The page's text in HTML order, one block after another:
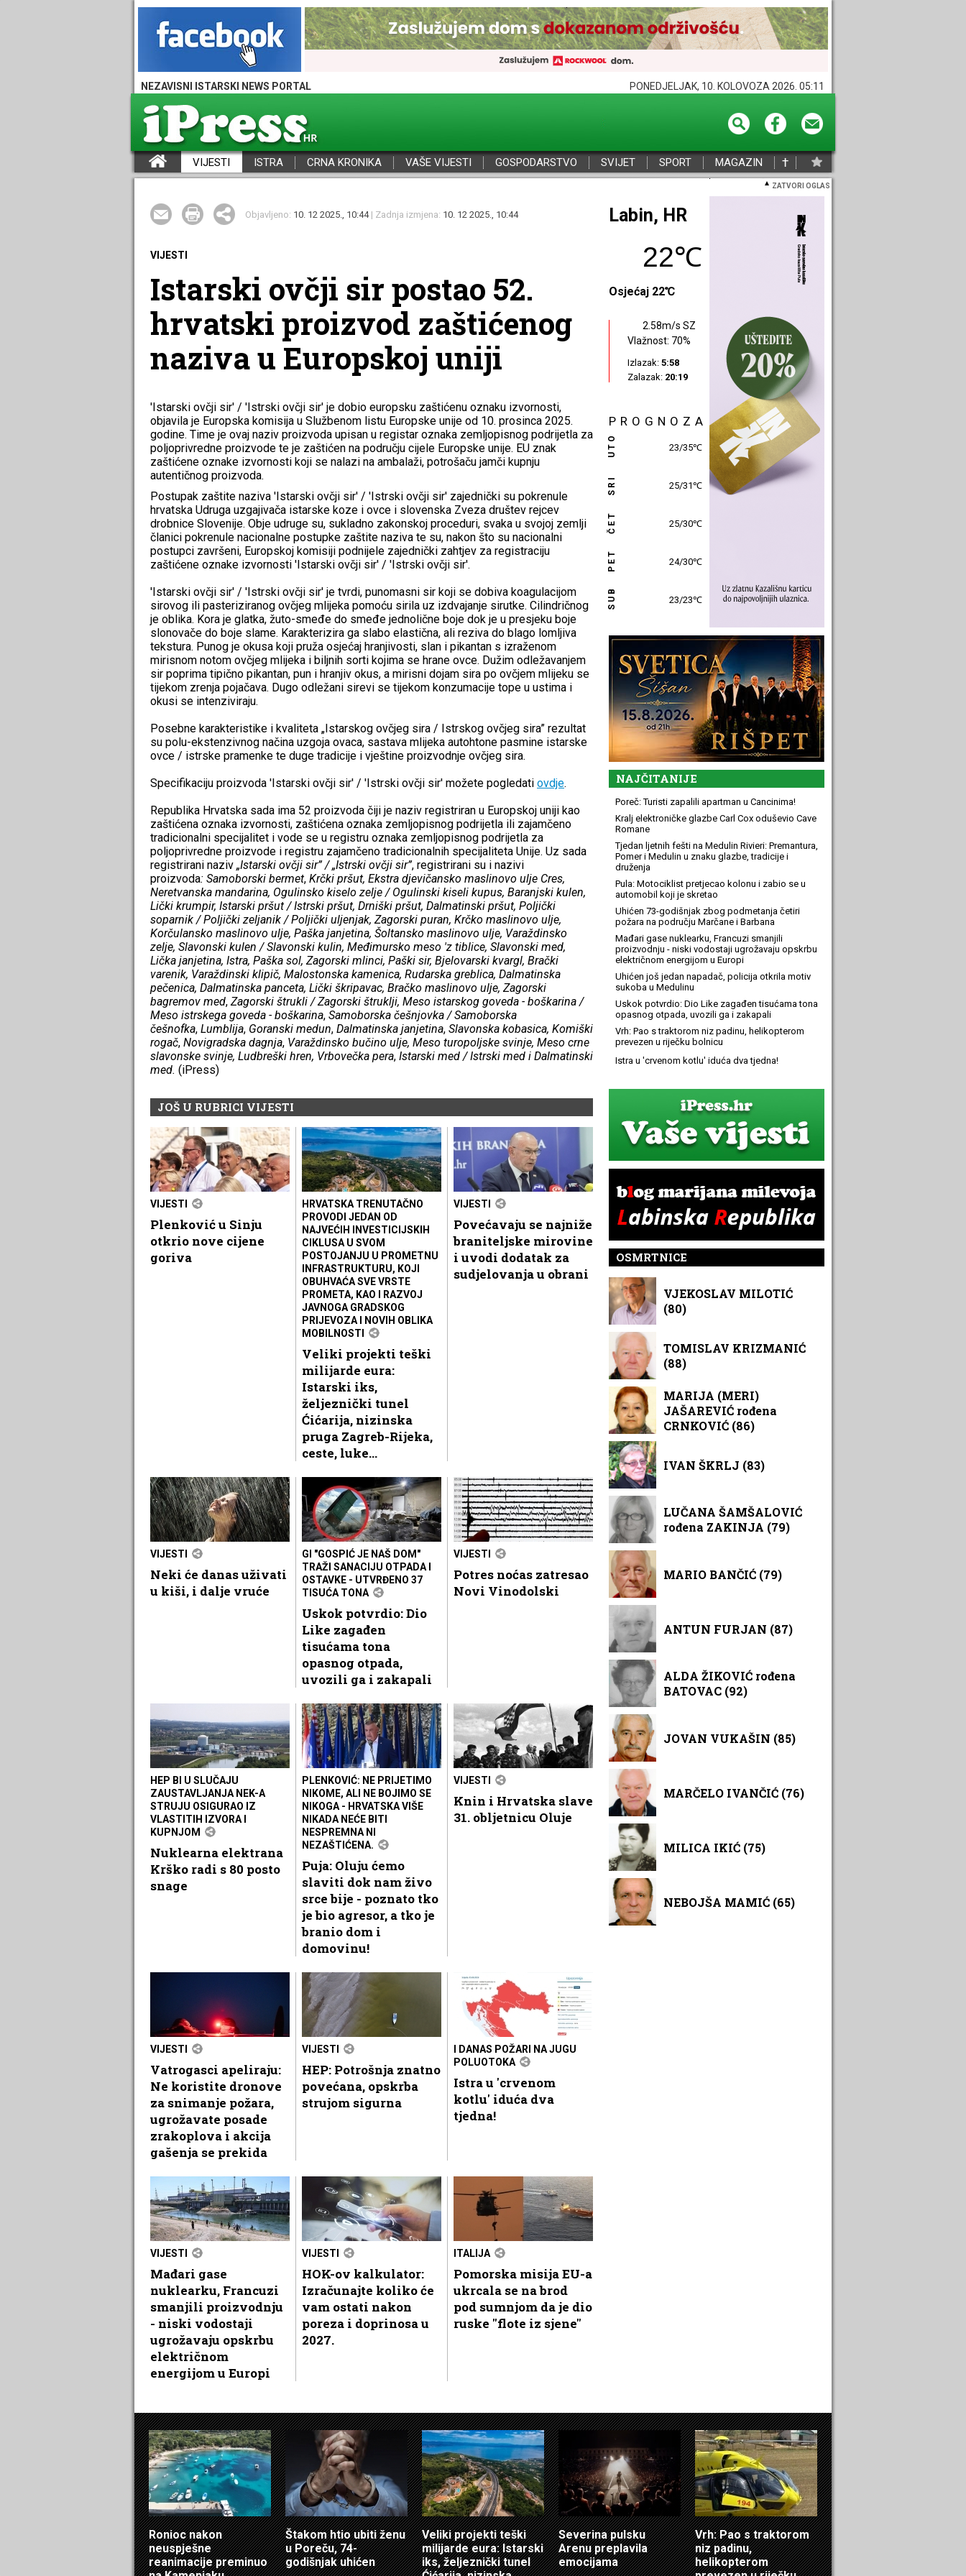
NEZAVISNI ISTARSKI NEWS PORTAL PONEDJELJAK, 10. KOLOVOZA 2026. 05:11
VIJESTI ISTRA CRNA KRONIKA VAŠE VIJESTI GOSPODARSTVO SVIJET SPORT MAGAZIN †
ZATVORI OGLAS
Objavljeno: 10. 12 2025., 10:44| Zadnja izmjena: 10. 12 2025., 10:44
VIJESTI
Istarski ovčji sir postao 52.
hrvatski proizvod zaštićenog
naziva u Europskoj uniji
'Istarski ovčji sir' / 'Istrski ovčji sir' je dobio europsku zaštićenu oznaku izvornosti,
objavila je Europska komisija u Službenom listu Europske unije od 10. prosinca 2025.
godine. Time je ovaj naziv proizvoda upisan u registar oznaka zemljopisnog podrijetla za
poljoprivredne proizvode te je zaštićen na području cijele Europske unije. EU znak
zaštićene oznake izvornosti koji se nalazi na ambalaži, potrošaču jamči kupnju
autentičnog proizvoda.
Postupak zaštite naziva 'Istarski ovčji sir' / 'Istrski ovčji sir' zajednički su pokrenule
hrvatska Udruga uzgajivača istarske koze i ovce i slovenska Zveza društev rejcev
drobnice Slovenije. Obje udruge su, sukladno zakonskoj proceduri, svaka u svojoj zemlji
članici pokrenule nacionalne postupke zaštite naziva te su, nakon što su nacionalni
postupci završeni, Europskoj komisiji podnijele zajednički zahtjev za registraciju
zaštićene oznake izvornosti 'Istarski ovčji sir' / 'Istrski ovčji sir'.
'Istarski ovčji sir' / 'Istrski ovčji sir' je tvrdi, punomasni sir koji se dobiva koagulacijom
sirovog ili pasteriziranog ovčjeg mlijeka pomoću sirila uz izdvajanje sirutke. Cilindričnog
je oblika. Kora je glatka, žuto-smeđe do smeđe jednolične boje dok je u presjeku boje
slonovače do boje slame. Karakterizira ga slabo elastična, ali reziva do blago lomljiva
tekstura. Punog je okusa koji pruža osjećaj hranjivosti, slan i pikantan s izraženom
mirisnom notom ovčjeg mlijeka i biljnih sorti kojima se hrane ovce. Dužim odležavanjem
sir poprima tipično pikantan, pun i hranjiv okus, a mirisni dojam sira po ovčjem mlijeku se
tijekom zrenja pojačava. Dugo odležani sirevi se tijekom konzumacije tope u ustima i
okusi se intenziviraju.
Posebne karakteristike i kvaliteta „Istarskog ovčjeg sira / Istrskog ovčjeg sira” rezultat
su polu-ekstenzivnog načina uzgoja ovaca, sastava mlijeka autohtone pasmine istarske
ovce / istrske pramenke te duge tradicije i vještine proizvodnje ovčjeg sira.
Specifikaciju proizvoda 'Istarski ovčji sir' / 'Istrski ovčji sir' možete pogledati ovdje.
Republika Hrvatska sada ima 52 proizvoda čiji je naziv registriran u Europskoj uniji kao
zaštićena oznaka izvornosti, zaštićena oznaka zemljopisnog podrijetla ili zajamčeno
tradicionalni specijalitet i vode se u registru oznaka zemljopisnog podrijetla za
poljoprivredne proizvode i registru zajamčeno tradicionalnih specijaliteta Unije. Uz sada
registrirani naziv „Istarski ovčji sir” / „Istrski ovčji sir”, registrirani su i nazivi
proizvoda: Samoborski bermet, Krčki pršut, Ekstra djevičansko maslinovo ulje Cres,
Neretvanska mandarina, Ogulinsko kiselo zelje / Ogulinski kiseli kupus, Baranjski kulen,
Lički krumpir, Istarski pršut / Istrski pršut, Drniški pršut, Dalmatinski pršut, Poljički
soparnik / Poljički zeljanik / Poljički uljenjak, Zagorski puran, Krčko maslinovo ulje,
Korčulansko maslinovo ulje, Paška janjetina, Šoltansko maslinovo ulje, Varaždinsko
zelje, Slavonski kulen / Slavonski kulin, Međimursko meso 'z tiblice, Slavonski med,
Lička janjetina, Istra, Paška sol, Zagorski mlinci, Paški sir, Bjelovarski kvargl, Brački
varenik, Varaždinski klipič, Malostonska kamenica, Rudarska greblica, Dalmatinska
pečenica, Dalmatinska panceta, Lički škripavac, Bračko maslinovo ulje, Zagorski
bagremov med, Zagorski štrukli / Zagorski štruklji, Meso istarskog goveda - boškarina /
Meso istrskega goveda - boškarina, Samoborska češnjovka / Samoborska
češnofka, Lumblija, Goranski medun, Dalmatinska janjetina, Slavonska kobasica, Komiški
rogač, Novigradska dagnja, Varaždinsko bučino ulje, Meso turopoljske svinje, Meso crne
slavonske svinje, Ludbreški hren, Vrbovečka pera, Istarski med / Istrski med i Dalmatinski
med. (iPress)
JOŠ U RUBRICI VIJESTI
VIJESTI
Plenković u Sinju
otkrio nove cijene
goriva
HRVATSKA TRENUTAČNO
PROVODI JEDAN OD
NAJVEĆIH INVESTICIJSKIH
CIKLUSA U SVOM
POSTOJANJU U PROMETNU
INFRASTRUKTURU, KOJI
OBUHVAĆA SVE VRSTE
PROMETA, KAO I RAZVOJ
JAVNOGA GRADSKOG
PRIJEVOZA I NOVIH OBLIKA
MOBILNOSTI
Veliki projekti teški
milijarde eura:
Istarski iks,
željeznički tunel
Ćićarija, nizinska
pruga Zagreb-Rijeka,
ceste, luke...
VIJESTI
Povećavaju se najniže
braniteljske mirovine
i uvodi dodatak za
sudjelovanja u obrani
VIJESTI
Neki će danas uživati
u kiši, i dalje vruće
GI "GOSPIĆ JE NAŠ DOM"
TRAŽI SANACIJU OTPADA I
OSTAVKE - UTVRĐENO 37
TISUĆA TONA
Uskok potvrdio: Dio
Like zagađen
tisućama tona
opasnog otpada,
uvozili ga i zakapali
VIJESTI
Potres noćas zatresao
Novi Vinodolski
HEP BI U SLUČAJU
ZAUSTAVLJANJA NEK-A
STRUJU OSIGURAO IZ
VLASTITIH IZVORA I
KUPNJOM
Nuklearna elektrana
Krško radi s 80 posto
snage
PLENKOVIĆ: NE PRIJETIMO
NIKOME, ALI NE BOJIMO SE
NIKOGA - HRVATSKA VIŠE
NIKADA NEĆE BITI
NESPREMNA NI
NEZAŠTIĆENA.
Puja: Oluju ćemo
slaviti dok nam živo
srce bije - poznato tko
je bio agresor, a tko je
branio dom i
domovinu!
VIJESTI
Knin i Hrvatska slave
31. obljetnicu Oluje
VIJESTI
Vatrogasci apeliraju:
Ne koristite dronove
za snimanje požara,
ugrožavate posade
zrakoplova i akcija
gašenja se prekida
VIJESTI
HEP: Potrošnja znatno
povećana, opskrba
strujom sigurna
I DANAS POŽARI NA JUGU
POLUOTOKA
Istra u 'crvenom
kotlu' iduća dva
tjedna!
VIJESTI
Mađari gase
nuklearku, Francuzi
smanjili proizvodnju
- niski vodostaji
ugrožavaju opskrbu
električnom
energijom u Europi
VIJESTI
HOK-ov kalkulator:
Izračunajte koliko će
vam ostati nakon
poreza i doprinosa u
2027.
ITALIJA
Pomorska misija EU-a
ukrcala se na brod
pod sumnjom da je dio
ruske "flote iz sjene"
Poreč, HR
27℃
Osjećaj 27℃
2.58m/s SI
Vlažnost: 44%
Izlazak: 6:00
Zalazak: 20:21
PROGNOZA
UTO 28/32℃
SRI 26/31℃
ČET 26/31℃
PET 25/30℃
SUB 24/25℃
NAJČITANIJE
Poreč: Turisti zapalili apartman u Cancinima!
Kralj elektroničke glazbe Carl Cox oduševio Cave
Romane
Tjedan ljetnih fešti na Medulin Rivieri: Premantura,
Pomer i Medulin u znaku glazbe, tradicije i
druženja
Pula: Motociklist pretjecao kolonu i zabio se u
automobil koji je skretao
Uhićen 73-godišnjak zbog podmetanja četiri
požara na području Marčane i Barbana
Mađari gase nuklearku, Francuzi smanjili
proizvodnju - niski vodostaji ugrožavaju opskrbu
električnom energijom u Europi
Uhićen još jedan napadač, policija otkrila motiv
sukoba u Medulinu
Uskok potvrdio: Dio Like zagađen tisućama tona
opasnog otpada, uvozili ga i zakapali
Vrh: Pao s traktorom niz padinu, helikopterom
prevezen u riječku bolnicu
Istra u 'crvenom kotlu' iduća dva tjedna!
OSMRTNICE
VJEKOSLAV MILOTIĆ
(80)
TOMISLAV KRIZMANIĆ
(88)
MARIJA (MERI)
JAŠAREVIĆ rođena
CRNKOVIĆ (86)
IVAN ŠKRLJ (83)
LUČANA ŠAMŠALOVIĆ
rođena ZAKINJA (79)
MARIO BANČIĆ (79)
ANTUN FURJAN (87)
ALDA ŽIKOVIĆ rođena
BATOVAC (92)
JOVAN VUKAŠIN (85)
MARČELO IVANČIĆ (76)
MILICA IKIĆ (75)
NEBOJŠA MAMIĆ (65)
Ronioc nakon
neuspješne
reanimacije preminuo
Štakom htio ubiti ženu
u Poreču, 74-
godišnjak uhićen
Veliki projekti teški
milijarde eura: Istarski
iks, željeznički tunel
Severina pulsku
Arenu preplavila
emocijama
Vrh: Pao s traktorom
niz padinu,
helikopterom